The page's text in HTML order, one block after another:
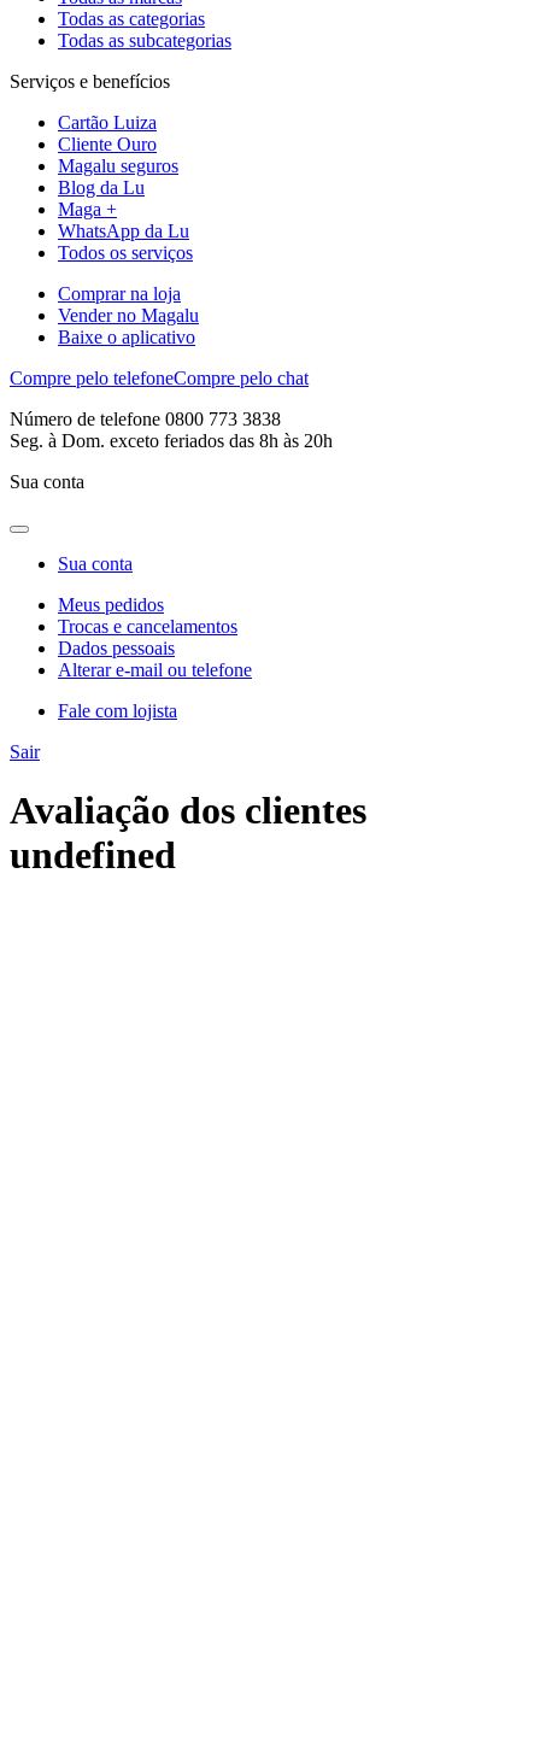
Todas as categorias
Todas as subcategorias
Serviços e benefícios
Cartão Luiza
Cliente Ouro
Magalu seguros
Blog da Lu
Maga +
WhatsApp da Lu
Todos os serviços
Comprar na loja
Vender no Magalu
Baixe o aplicativo
Compre pelo telefoneCompre pelo chat
Número de telefone 0800 773 3838
Seg. à Dom. exceto feriados das 8h às 20h
Sua conta
Sua conta
Meus pedidos
Trocas e cancelamentos
Dados pessoais
Alterar e-mail ou telefone
Fale com lojista
Sair
Avaliação dos clientes
undefined